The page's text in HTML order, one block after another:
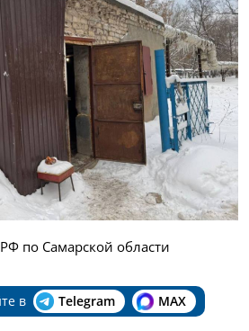
по Самарской области
в Telegram MAX